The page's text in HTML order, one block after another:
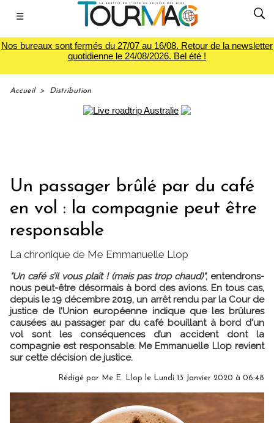
☰
Nos bureaux sont fermés du 27/07 au 16/08. Retour de la newsletter
quotidienne le 24/08/2026. Bel été !
Accueil > Distribution
Un passager brûlé par du café
en vol : la compagnie peut être
responsable
La chronique de Me Emmanuelle Llop
"Un café s’il vous plaît ! (mais pas trop chaud)", entendrons-
nous peut-être désormais à bord des avions. En tous cas,
depuis le 19 décembre 2019, un arrêt rendu par la Cour de
justice de l’Union européenne indique que les brûlures
causées au passager par du café bouillant à bord d'un
vol sont les conséquences d’un accident dont la
compagnie est responsable. Me Emmanuelle Llop revient
sur cette décision de justice.
Rédigé par Me E. Llop le Lundi 13 Janvier 2020 à 06:48